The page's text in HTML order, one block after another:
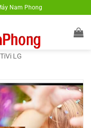
Nam Phong
TiVi LG